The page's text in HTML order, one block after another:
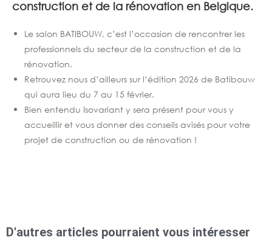
construction et de la rénovation en Belgique.
Le salon BATIBOUW, c’est l’occasion de rencontrer les
professionnels du secteur de la construction et de la
rénovation.
Retrouvez nous d’ailleurs sur l’édition 2026 de Batibouw
qui aura lieu du 7 au 15 février.
Bien entendu Isovariant y sera présent pour vous y
accueillir et vous donner des conseils avisés pour votre
projet de construction ou de rénovation !
D'autres articles pourraient vous intéresser